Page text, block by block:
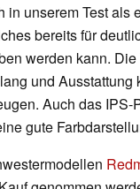
in unserem Test als
bereits für
werden kann.
und Ausstattung
Auch das IPS-
gute